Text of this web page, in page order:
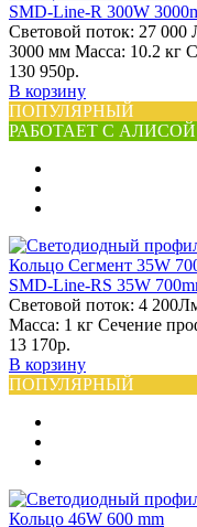
SMD-Line-R 300W
Световой поток: 27 000
3000 мм Масса: 10.2 кг
130 950р.
В корзину
ПОПУЛЯРНЫЙ
РАБОТАЕТ С АЛИСОЙ
SMD-Line-RS 35W
Световой поток: 4
Масса: 1 кг Сечение
13 170р.
В корзину
ПОПУЛЯРНЫЙ